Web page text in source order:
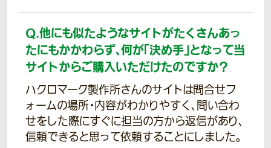
Q.他にも似たようなサイトがたくさんあっ
たにもかかわらず、何が「決め手」となって当
サイトからご購入いただけたのですか？
ハクロマーク製作所さんのサイトは問合せフ
ォームの場所・内容がわかりやすく、問い合わ
せをした際にすぐに担当の方から返信があり、
信頼できると思って依頼することにしました。